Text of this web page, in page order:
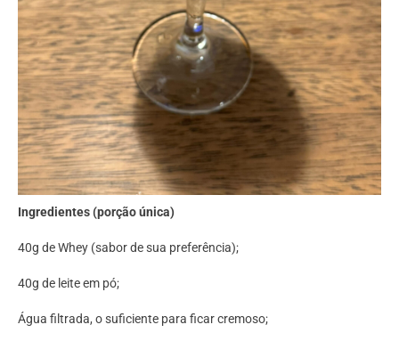
Ingredientes (porção única)
40g de Whey (sabor de sua preferência);
40g de leite em pó;
Água filtrada, o suficiente para ficar cremoso;